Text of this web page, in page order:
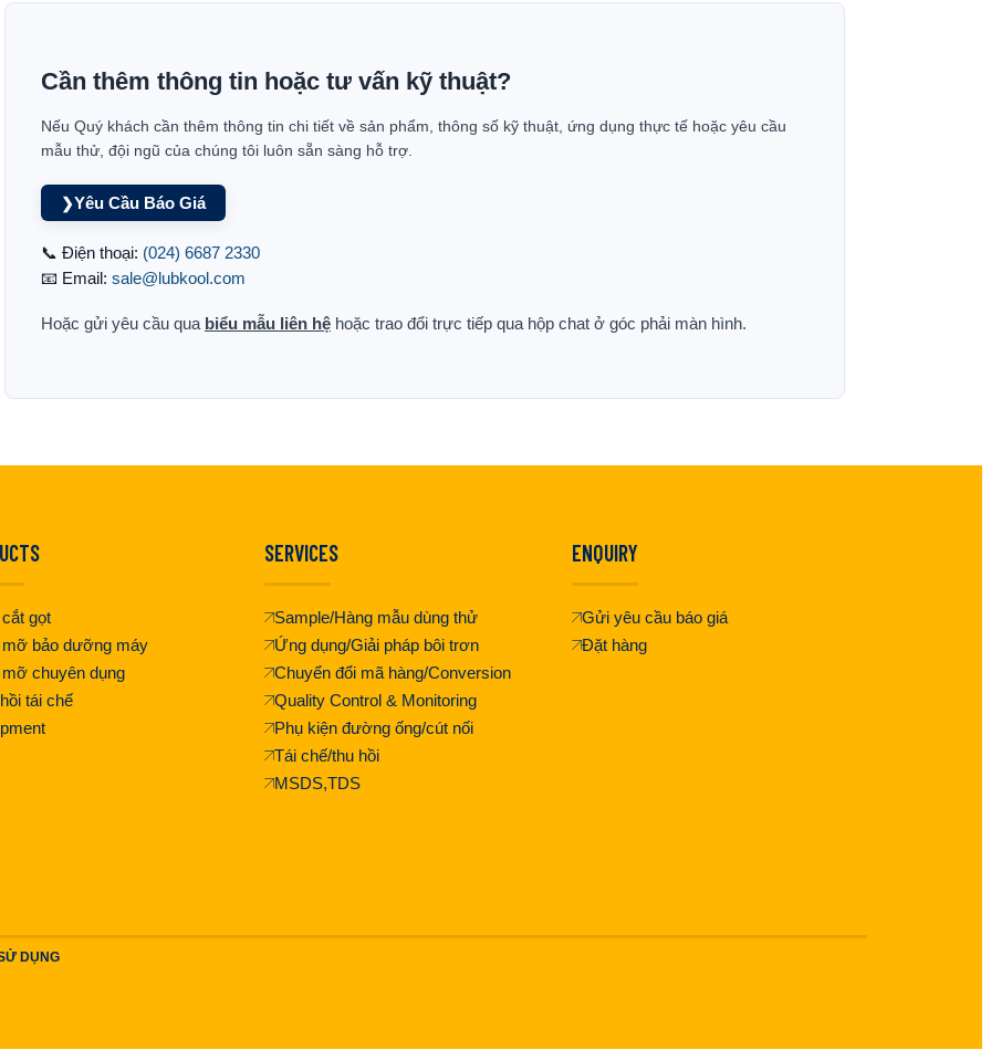
Cần thêm thông tin hoặc tư vấn kỹ thuật?
Nếu Quý khách cần thêm thông tin chi tiết về sản phẩm, thông số kỹ thuật, ứng dụng thực tế hoặc yêu cầu
mẫu thử, đội ngũ của chúng tôi luôn sẵn sàng hỗ trợ.
❯Yêu Cầu Báo Giá
📞 Điện thoại: (024) 6687 2330
📧 Email: sale@lubkool.com
Hoặc gửi yêu cầu qua biểu mẫu liên hệ hoặc trao đổi trực tiếp qua hộp chat ở góc phải màn hình.
gọt
bảo dưỡng máy
chuyên dụng
tái chế
SERVICES
Sample/Hàng mẫu dùng thử
Ứng dụng/Giải pháp bôi trơn
Chuyển đổi mã hàng/Conversion
Quality Control & Monitoring
Phụ kiện đường ống/cút nối
Tái chế/thu hồi
MSDS,TDS
ENQUIRY
Gửi yêu cầu báo giá
Đặt hàng
DỤNG